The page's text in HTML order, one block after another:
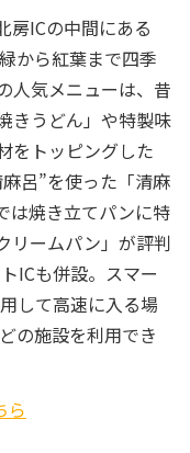
房ICの中間にある
から紅葉まで四季
人気メニューは、昔
きうどん」や特製味
をトッピングした
呂”を使った「清麻
は焼き立てパンに特
リームパン」が評判
ICも併設。スマー
して高速に入る場
の施設を利用でき
ら